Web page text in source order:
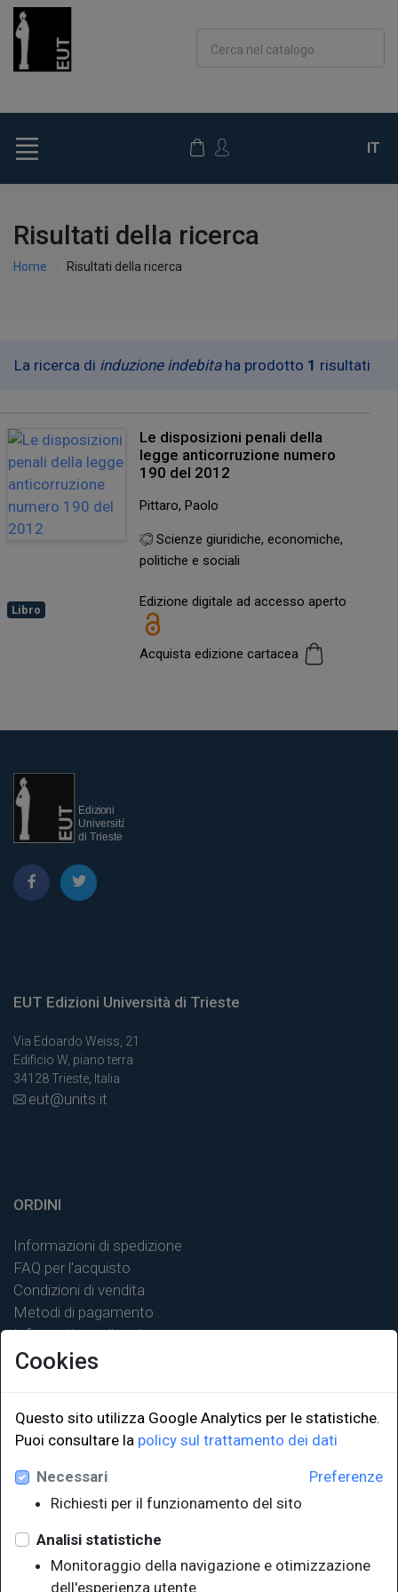
Cerca nel catalogo
IT
Risultati della ricerca
Home Risultati della ricerca
La ricerca di induzione indebitaha prodotto 1 risultati
Libro
Le disposizioni penali della
legge anticorruzione numero
190 del 2012
Pittaro, Paolo
Scienze giuridiche, economiche,
politiche e sociali
Edizione digitale ad accesso aperto
Acquista edizione cartacea
EUT Edizioni Università di Trieste
Via Edoardo Weiss, 21
Edificio W, piano terra
34128 Trieste, Italia
eut@units.it
ORDINI
Informazioni di spedizione
FAQ per l'acquisto
Condizioni di vendita
Metodi di pagamento
Informativa sulla privacy
LINK ISTITUZIONALI
Università degli Studi di Trieste
Sistema Bibliotecario di Ateneo
EUT in cifre
Cookies
Questo sito utilizza Google Analytics per le statistiche.
Puoi consultare la policy sul trattamento dei dati
Preferenze
Necessari
Richiesti per il funzionamento del sito
Analisi statistiche
Monitoraggio della navigazione e otimizzazione
dell'esperienza utente